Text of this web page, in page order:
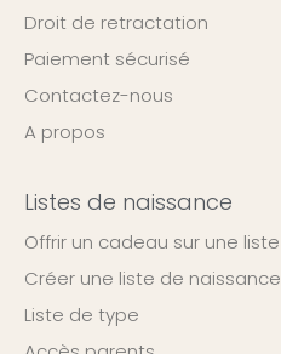
Droit de retractation
Paiement sécurisé
Contactez-nous
A propos
Listes de naissance
Offrir un cadeau sur une liste
Créer une liste de naissance
Liste de type